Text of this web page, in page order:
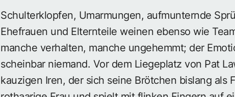
Schulterklopfen, Umarmungen, aufmunternde
Ehefrauen und Elternteile weinen ebenso wie
manche verhalten, manche ungehemmt; der
scheinbar niemand. Vor dem Liegeplatz von Pat
kauzigen Iren, der sich seine Brötchen bislang als